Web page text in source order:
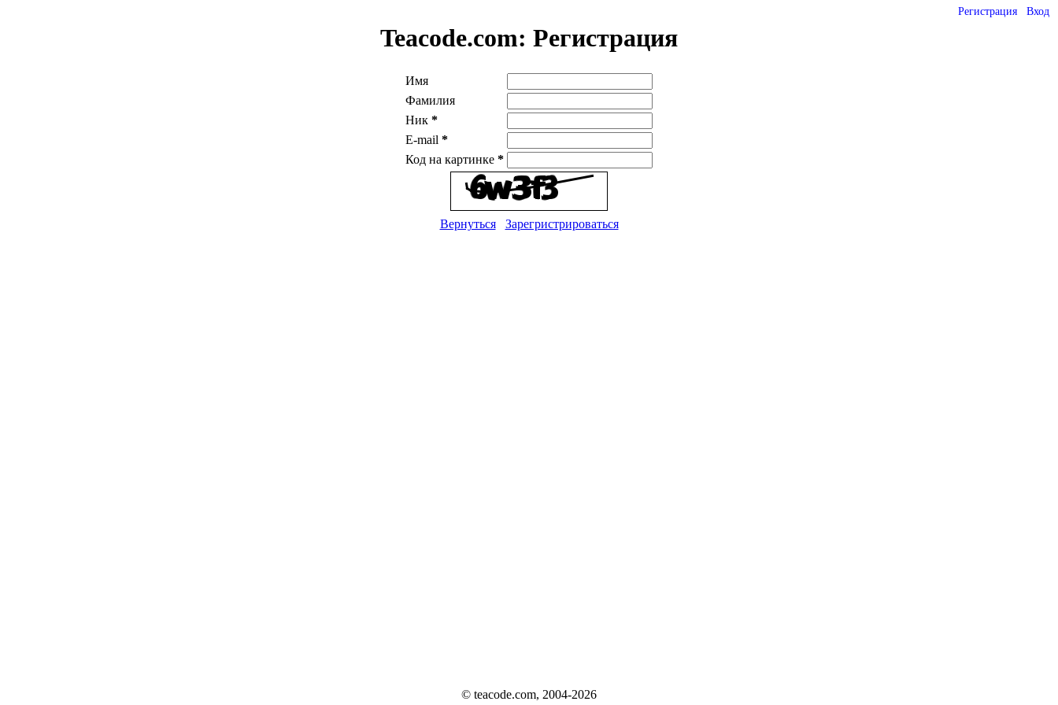
Регистрация Вход
Teacode.com: Регистрация
Имя
Фамилия
Ник *
E-mail *
Код на картинке *
Вернуться Зарегристрироваться
© teacode.com, 2004-2026